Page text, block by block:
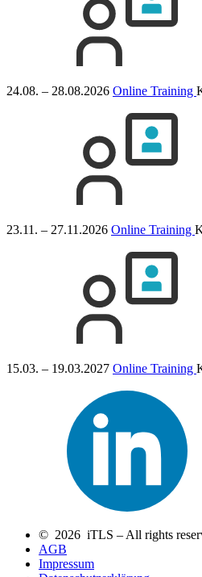
24.08. – 28.08.2026 Online Training
23.11. – 27.11.2026 Online Training
15.03. – 19.03.2027 Online Training
© 2026 iTLS – All rights
AGB
Impressum